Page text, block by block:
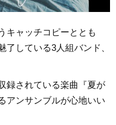
キャッチコピーととも
している3人組バンド、
録されている楽曲『夏が
アンサンブルが心地いい